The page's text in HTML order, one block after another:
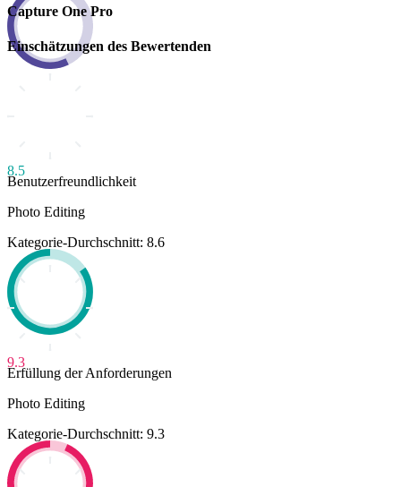
Capture One Pro
Einschätzungen des Bewertenden
8.5
Benutzerfreundlichkeit
Photo Editing
Kategorie-Durchschnitt: 8.6
9.3
Erfüllung der Anforderungen
Photo Editing
Kategorie-Durchschnitt: 9.3